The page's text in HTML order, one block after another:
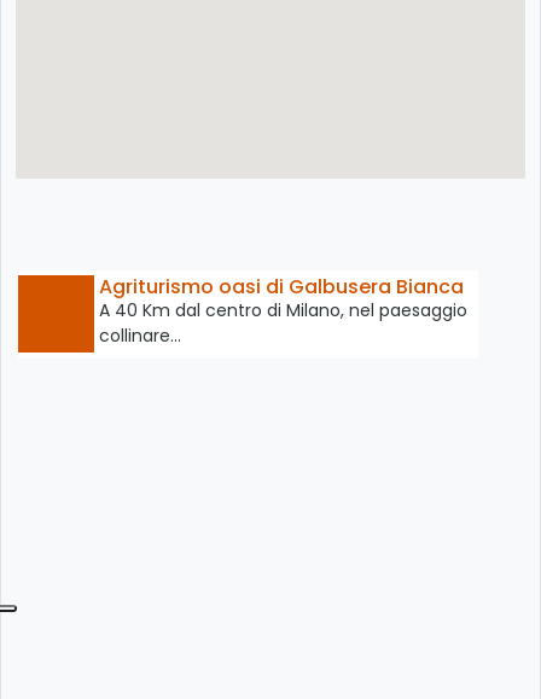
Agriturismo oasi di Galbusera Bianca
A 40 Km dal centro di Milano, nel paesaggio
collinare…